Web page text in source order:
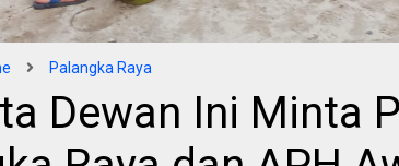
Palangka Raya
Dewan Ini Minta